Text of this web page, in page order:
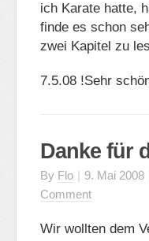
ich Karate hatte,
finde es schon
zwei Kapitel zu
7.5.08 !Sehr
Danke für
By Flo | 9. Mai 2008
Comment
Wir wollten dem